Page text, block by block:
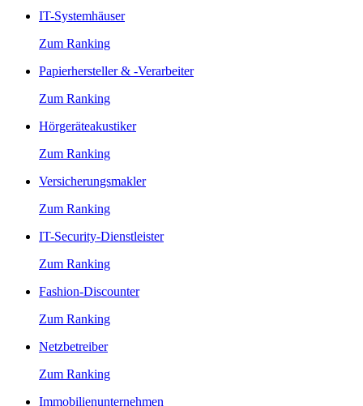
IT-Systemhäuser
Zum Ranking
Papierhersteller & -Verarbeiter
Zum Ranking
Hörgeräteakustiker
Zum Ranking
Versicherungsmakler
Zum Ranking
IT-Security-Dienstleister
Zum Ranking
Fashion-Discounter
Zum Ranking
Netzbetreiber
Zum Ranking
Immobilienunternehmen